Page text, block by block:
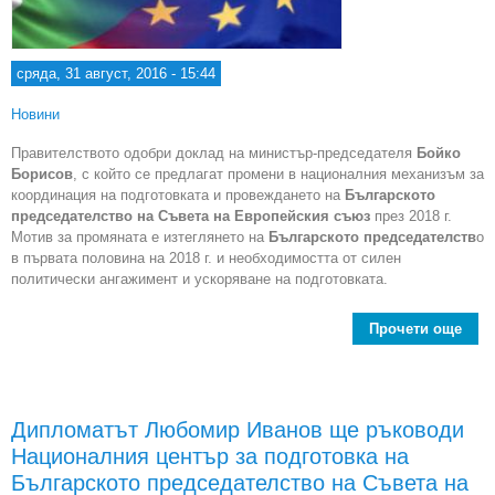
сряда, 31 август, 2016 - 15:44
Новини
Правителството одобри доклад на министър-председателя Бойко
Борисов , с който се предлагат промени в националния механизъм за
координация на подготовката и провеждането на Българското
председателство на Съвета на Европейския съюз през 2018 г.
Мотив за промяната е изтеглянето на Българското председателство
в първата половина на 2018 г. и необходимостта от силен
политически ангажимент и ускоряване на подготовката.
Прочети още
Дипломатът Любомир Иванов ще ръководи
Националния център за подготовка на
Българското председателство на Съвета на